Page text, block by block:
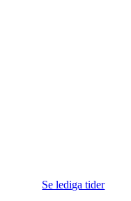
Se lediga tider